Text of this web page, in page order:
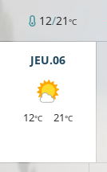
12/21°C
JEU.06
12°C 21°C